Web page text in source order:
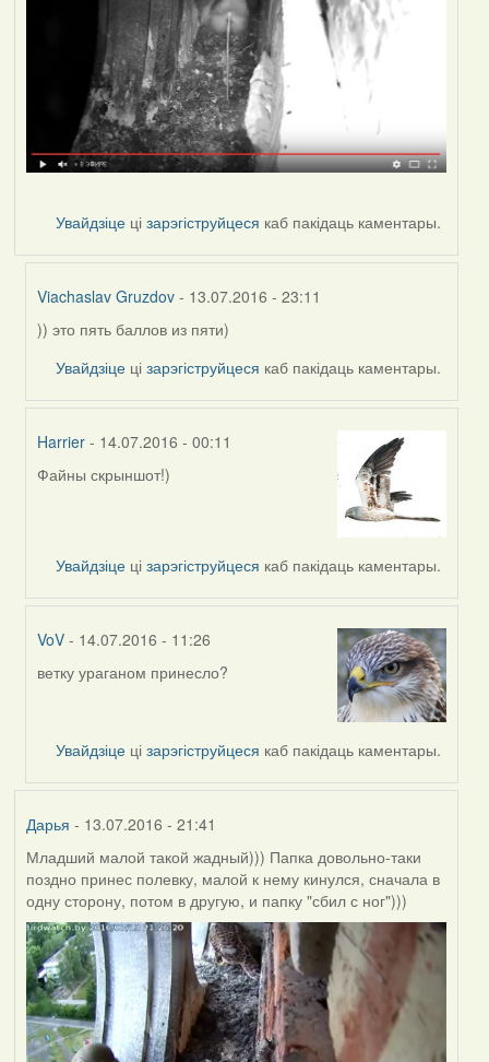
Увайдзіце цізарэгіструйцеся каб пакідаць каментары.
Viachaslav Gruzdov - 13.07.2016 - 23:11
In
reply
by
)) это пять баллов из пяти)
Увайдзіце цізарэгіструйцеся каб пакідаць каментары.
Harrier - 14.07.2016 - 00:11
In
Дарья
Файны скрыншот!)
Увайдзіце цізарэгіструйцеся каб пакідаць каментары.
VoV - 14.07.2016 - 11:26
In
ветку ураганом принесло?
Увайдзіце цізарэгіструйцеся каб пакідаць каментары.
Дарья - 13.07.2016 - 21:41
Младший малой такой жадный))) Папка довольно-таки
поздно принес полевку, малой к нему кинулся, сначала в
одну сторону, потом в другую, и папку "сбил с ног")))